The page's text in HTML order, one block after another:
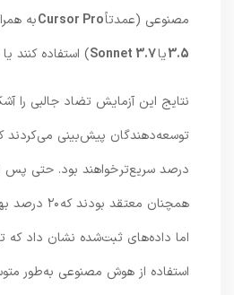
مصنوعی (عمدتاً Cursor Proبه همراه
3.7 Sonnet ) استفاده کنند یا نکنند.
نتایج این آزمایش تضاد جالبی را آشکار
درصد سریع‌تر خواهند بود. حتی پس از
همچنان معتقد بودند که ۲۰
اما داده‌های ثبت‌شده نشان داد که
استفاده از هوش مصنوعی به‌طور متوسط ۱۹ درصد بیشتر